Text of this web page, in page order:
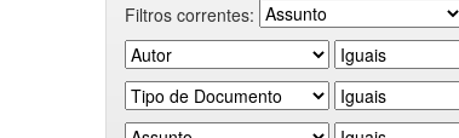
Filtros correntes: